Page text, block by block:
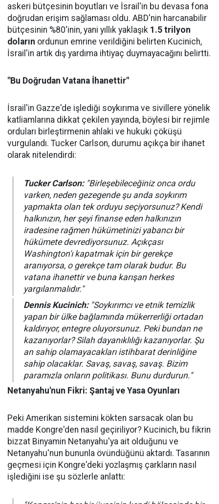
askeri bütçesinin boyutları ve İsrail'in bu devasa fona
doğrudan erişim sağlaması oldu. ABD'nin harcanabilir
bütçesinin %80'inin, yani yıllık yaklaşık 1.5 trilyon
doların ordunun emrine verildiğini belirten Kucinich,
İsrail'in artık dış yardıma ihtiyaç duymayacağını belirtti.
"Bu Doğrudan Vatana İhanettir"
İsrail'in Gazze'de işlediği soykırıma ve sivillere yönelik
katliamlarına dikkat çekilen yayında, böylesi bir rejimle
orduları birleştirmenin ahlaki ve hukuki çöküşü
vurgulandı. Tucker Carlson, durumu açıkça bir ihanet
olarak nitelendirdi:
Tucker Carlson:"Birleşebileceğiniz onca ordu
varken, neden gezegende şu anda soykırım
yapmakta olan tek orduyu seçiyorsunuz? Kendi
halkınızın, her şeyi finanse eden halkınızın
iradesine rağmen hükümetinizi yabancı bir
hükümete devrediyorsunuz. Açıkçası
Washington'ı kapatmak için bir gerekçe
aranıyorsa, o gerekçe tam olarak budur. Bu
vatana ihanettir ve buna karışan herkes
yargılanmalıdır."
Dennis Kucinich:"Soykırımcı ve etnik temizlik
yapan bir ülke bağlamında mükerrerliği ortadan
kaldırıyor, entegre oluyorsunuz. Peki bundan ne
kazanıyorlar? Silah dayanıklılığı kazanıyorlar. Şu
an sahip olamayacakları istihbarat derinliğine
sahip olacaklar. Savaş, savaş, savaş. Bizim
paramızla onların politikası. Bunu durdurun."
Netanyahu'nun Fikri: Şantaj ve Yasa Oyunları
Peki Amerikan sistemini kökten sarsacak olan bu
madde Kongre'den nasıl geçiriliyor? Kucinich, bu fikrin
bizzat Binyamin Netanyahu'ya ait olduğunu ve
Netanyahu'nun bununla övündüğünü aktardı. Tasarının
geçmesi için Kongre'deki yozlaşmış çarkların nasıl
işlediğini ise şu sözlerle anlattı: